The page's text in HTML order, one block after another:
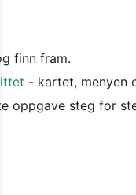
finn fram.
- kartet, menyen
oppgave steg for